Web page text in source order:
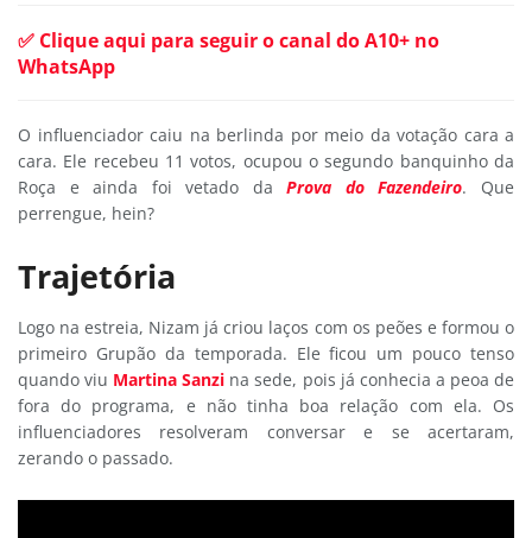
✅ Clique aqui para seguir o canal do A10+ no
WhatsApp
O influenciador caiu na berlinda por meio da votação cara a
cara. Ele recebeu 11 votos, ocupou o segundo banquinho da
Roça e ainda foi vetado daProva do Fazendeiro. Que
perrengue, hein?
Trajetória
Logo na estreia, Nizam já criou laços com os peões e formou o
primeiro Grupão da temporada. Ele ficou um pouco tenso
quando viu Martina Sanzi na sede, pois já conhecia a peoa de
fora do programa, e não tinha boa relação com ela. Os
influenciadores resolveram conversar e se acertaram,
zerando o passado.